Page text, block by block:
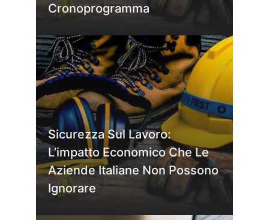
Cronoprogramma
Sicurezza Sul Lavoro:
L’impatto Economico Che Le
Aziende Italiane Non Possono
Ignorare